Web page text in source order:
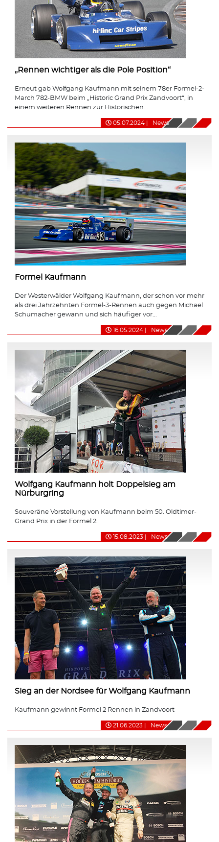
„Rennen wichtiger als die Pole Position“
Erneut gab Wolfgang Kaufmann mit seinem 78er Formel-2-
March 782-BMW beim „Historic Grand Prix Zandvoort“, in
einem weiteren Rennen zur Historischen...
05.07.2024 News
Formel Kaufmann
Der Westerwälder Wolfgang Kaufmann, der schon vor mehr
als drei Jahrzehnten Formel-3-Rennen auch gegen Michael
Schumacher gewann und sich häufiger vor...
16.05.2024 News
Wolfgang Kaufmann holt Doppelsieg am
Nürburgring
Souveräne Vorstellung von Kaufmann beim 50. Oldtimer-
Grand Prix in der Formel 2.
15.08.2023 News
Sieg an der Nordsee für Wolfgang Kaufmann
Kaufmann gewinnt Formel 2 Rennen in Zandvoort
21.06.2023 News